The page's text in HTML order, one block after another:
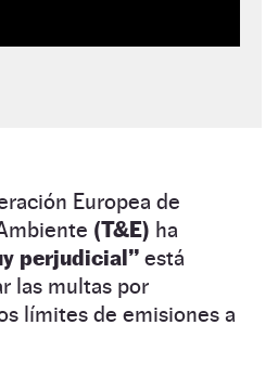
Europea de
(T&E) ha
perjudicial” está
las multas por
límites de emisiones a